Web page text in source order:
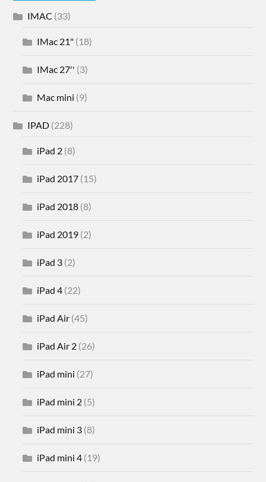
IMAC (33)
IMac 21" (18)
IMac 27'' (3)
Mac mini (9)
IPAD (228)
iPad 2 (8)
iPad 2017 (15)
iPad 2018 (8)
iPad 2019 (2)
iPad 3 (2)
iPad 4 (22)
iPad Air (45)
iPad Air 2 (26)
iPad mini (27)
iPad mini 2 (5)
iPad mini 3 (8)
iPad mini 4 (19)